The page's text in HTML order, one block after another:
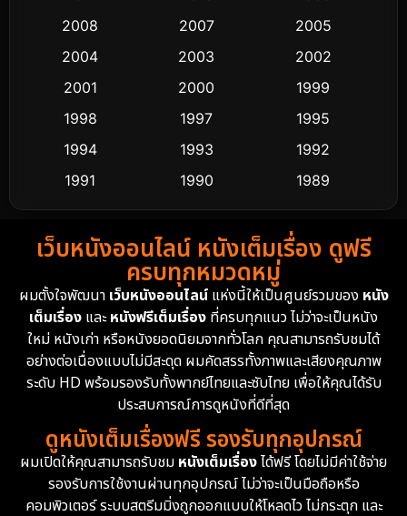
Crime อาชญากรรม 530
Cult Film
Dance เต้น
Detective สืบสวน
Detective สืบสวน
Disney+ 4
Documentary สารคดี 95
Drama ดราม่า
Dystopian 16
Emotional 61
2008
2007
2005
2004
2003
2002
2001
2000
1999
1998
1997
1995
1994
1993
1992
1991
1990
1989
1988
1986
1985
1983
1982
1981
1974
1962
เว็บหนังออนไลน์ หนังเต็มเรื่อง ดูฟรี
ครบทุกหมวดหมู่
ผมตั้งใจพัฒนา เว็บหนังออนไลน์แห่งนี้ให้เป็นศูนย์รวมของ หนัง
เต็มเรื่อง และหนังฟรีเต็มเรื่อง ที่ครบทุกแนว ไม่ว่าจะเป็นหนัง
ใหม่ หนังเก่า หรือหนังยอดนิยมจากทั่วโลก คุณสามารถรับชมได้
อย่างต่อเนื่องแบบไม่มีสะดุด ผมคัดสรรทั้งภาพและเสียงคุณภาพ
ระดับ HD พร้อมรองรับทั้งพากย์ไทยและซับไทย เพื่อให้คุณได้รับ
ประสบการณ์การดูหนังที่ดีที่สุด
ดูหนังเต็มเรื่องฟรี รองรับทุกอุปกรณ์
ผมเปิดให้คุณสามารถรับชม หนังเต็มเรื่องได้ฟรี โดยไม่มีค่าใช้จ่าย
รองรับการใช้งานผ่านทุกอุปกรณ์ ไม่ว่าจะเป็นมือถือหรือ
คอมพิวเตอร์ ระบบสตรีมมิ่งถูกออกแบบให้โหลดไว ไม่กระตุก และ